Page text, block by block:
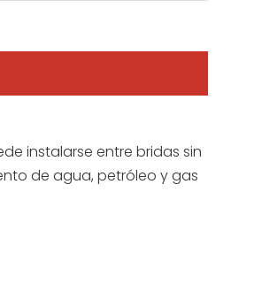
instalarse entre bridas sin
de agua, petróleo y gas